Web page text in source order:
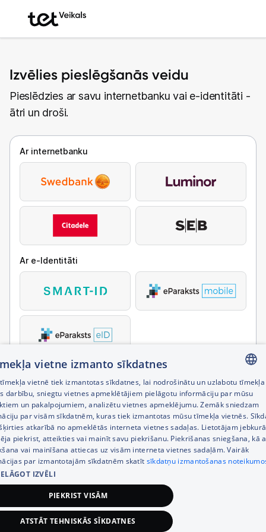
Izvēlies pieslēgšanās veidu
Pieslēdzies ar savu internetbanku vai e-identitāti -
ātri un droši.
Ar internetbanku
Ar e-Identitāti
LATVIAN
RUSSIAN
ENGLISH
vietne izmanto sīkdatnes
vietnē tiek izmantotas sīkdatnes, lai nodrošinātu un uzlabotu tīmekļa
darbību, sniegtu vietnes apmeklētājiem pielāgotu informāciju par mūsu
un pakalpojumiem, analizētu vietnes apmeklējumu. Zemāk sniedzam
par visām sīkdatnēm, kuras tiek izmantotas mūsu tīmekļa vietnēs.
atkarībā no apmeklētās interneta vietnes sadaļas. Lietotājam
piekrist, atteikties vai mainīt savu piekrišanu. Piekrišanas sniegšana, kā
vai mainīšana attiecas uz visām interneta vietnes sadaļām. Vairāk
par izmantotajām sīkdatnēm skatīt sīkdatņu izmantošanas
IZVĒLI
PIEKRIST VISĀM
ATSTĀT TEHNISKĀS SĪKDATNES